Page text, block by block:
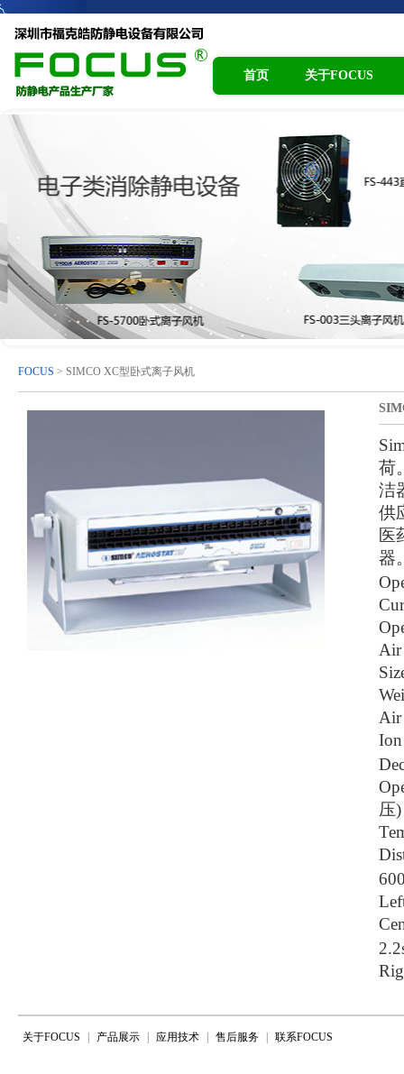
首页 关于FOCUS
FOCUS > SIMCO XC型卧式离子风机
荷
洁
供
医
器
Air
Air
压
关于FOCUS 产品展示 应用技术 售后服务 联系FOCUS